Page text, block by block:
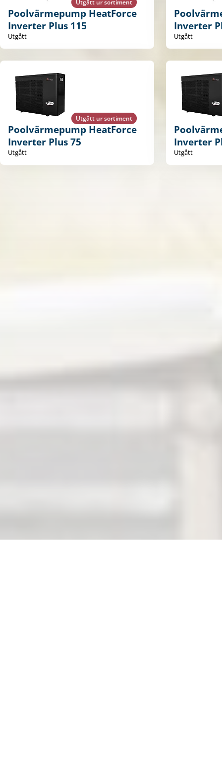
Utgått ur sortiment
Poolvärmepump HeatForce
Inverter Plus 115
Utgått
Inverter
Utgått
Utgått ur sortiment
Poolvärmepump HeatForce
Inverter Plus 75
Utgått
Inverter
Utgått